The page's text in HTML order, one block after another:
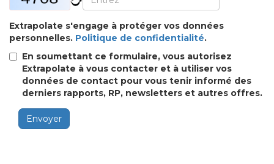
Extrapolate s'engage à protéger vos données
personnelles. Politique de confidentialité.
En soumettant ce formulaire, vous autorisez
Extrapolate à vous contacter et à utiliser vos
données de contact pour vous tenir informé des
derniers rapports, RP, newsletters et autres offres.
Envoyer